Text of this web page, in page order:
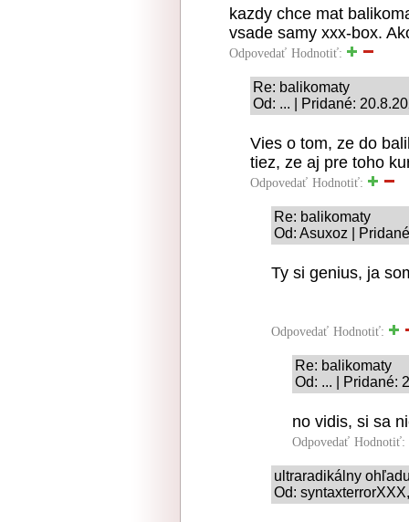
kazdy chce mat
vsade samy xxx-box.
Odpovedať Hodnotiť:
Re: balikomaty
Od: ... | Pridané:
Vies o tom, ze do
tiez, ze aj pre toho
Odpovedať Hodnotiť:
Re: balikomaty
Od: Asuxoz |
Ty si genius, ja
Odpovedať Hodnotiť:
Re: balikomaty
Od: ... | Pridané:
no vidis, si sa
Odpovedať Hodnotiť:
ultraradikálny
Od: